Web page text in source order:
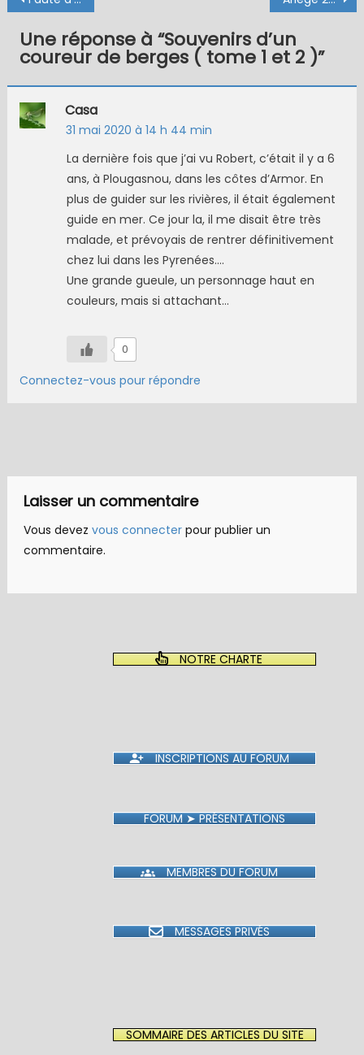
de
l’article
Une réponse à “Souvenirs d’un
coureur de berges ( tome 1 et 2 )”
Casa
31 mai 2020 à 14 h 44 min
La dernière fois que j’ai vu Robert, c’était il y a 6
ans, à Plougasnou, dans les côtes d’Armor. En
plus de guider sur les rivières, il était également
guide en mer. Ce jour la, il me disait être très
malade, et prévoyais de rentrer définitivement
chez lui dans les Pyrenées….
Une grande gueule, un personnage haut en
couleurs, mais si attachant…
0
Connectez-vous pour répondre
Laisser un commentaire
Vous devez vous connecterpour publier un
commentaire.
NOTRE CHARTE
INSCRIPTIONS AU FORUM
FORUM ➤ PRÉSENTATIONS
MEMBRES DU FORUM
MESSAGES PRIVÉS
SOMMAIRE DES ARTICLES DU SITE